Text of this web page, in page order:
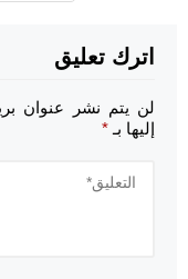
اترك تعليق
لن يتم نشر عنوان
إليها بـ *